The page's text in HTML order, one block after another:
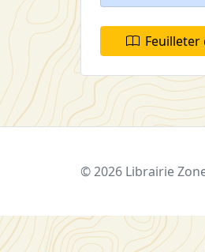
Feuilleter
© 2026 Librairie